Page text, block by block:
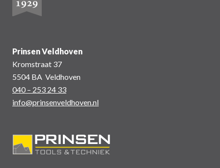
Prinsen Veldhoven
Kromstraat 37
5504 BA Veldhoven
040 – 253 24 33
info@prinsenveldhoven.nl